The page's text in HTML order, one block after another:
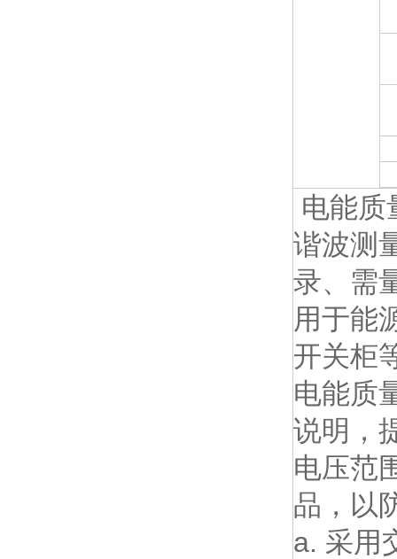
电能质
谐波测
录、需
用于能
开关柜
电能质
说明，
电压范
品，以
a. 采用